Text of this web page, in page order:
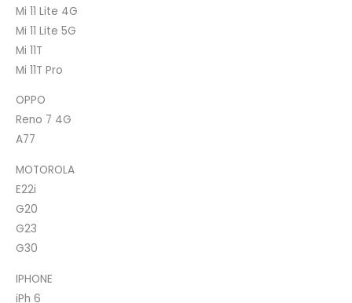
Mi 11 Lite 4G
Mi 11 Lite 5G
Mi 11T
Mi 11T Pro
OPPO
Reno 7 4G
A77
MOTOROLA
E22i
G20
G23
G30
IPHONE
iPh 6